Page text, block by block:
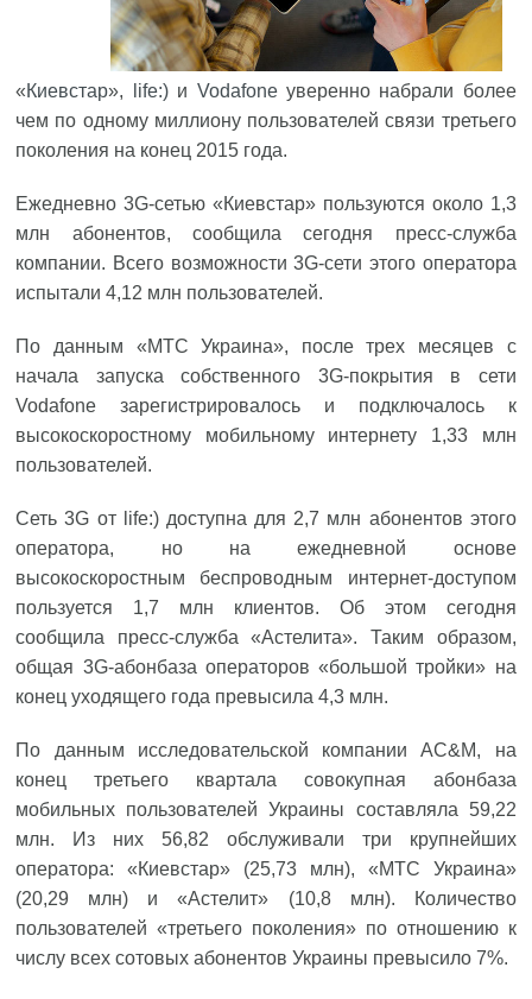
«Киевстар», life:)и Vodafoneуверенно набрали более
чем по одному миллиону пользователей связи третьего
поколения на конец 2015 года.
Ежедневно 3G-сетью «Киевстар» пользуются около 1,3
млн абонентов, сообщила сегодня пресс-служба
компании. Всего возможности 3G-сети этого оператора
испытали 4,12 млн пользователей.
По данным «МТС Украина», после трех месяцев с
начала запуска собственного 3G-покрытия в сети
Vodafone зарегистрировалось и подключалось к
высокоскоростному мобильному интернету 1,33 млн
пользователей.
Сеть 3G от life:) доступна для 2,7 млн абонентов этого
оператора, но на ежедневной основе
высокоскоростным беспроводным интернет-доступом
пользуется 1,7 млн клиентов. Об этом сегодня
сообщила пресс-служба «Астелита». Таким образом,
общая 3G-абонбаза операторов «большой тройки» на
конец уходящего года превысила 4,3 млн.
По данным исследовательской компании AC&M, на
конец третьего квартала совокупная абонбаза
мобильных пользователей Украины составляла 59,22
млн. Из них 56,82 обслуживали три крупнейших
оператора: «Киевстар» (25,73 млн), «МТС Украина»
(20,29 млн) и «Астелит» (10,8 млн). Количество
пользователей «третьего поколения» по отношению к
числу всех сотовых абонентов Украины превысило 7%.